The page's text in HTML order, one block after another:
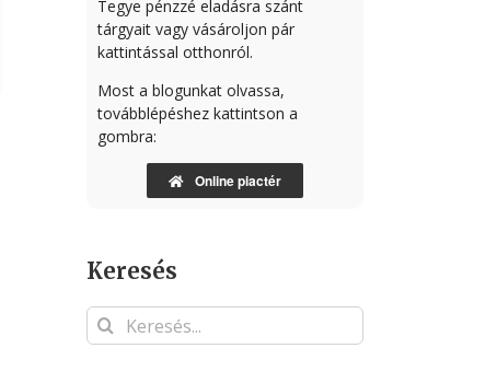
Tegye pénzzé eladásra szánt
tárgyait vagy vásároljon pár
kattintással otthonról.
Most a blogunkat olvassa,
továbblépéshez kattintson a
gombra:
Online piactér
Keresés
Keresés...